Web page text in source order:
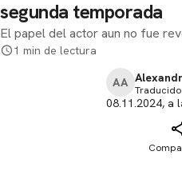
segunda temporada
El papel del actor aun no fue
1 min de lectura
AA
08.11.2024, a